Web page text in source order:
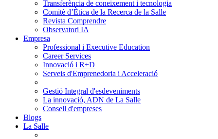
Transferència de coneixement i tecnologia
Comitè d’Ètica de la Recerca de la Salle
Revista Comprendre
Observatori IA
Empresa
Professional i Executive Education
Career Services
Innovació i R+D
Serveis d'Emprenedoria i Acceleració
Gestió Integral d'esdeveniments
La innovació, ADN de La Salle
Consell d'empreses
Blogs
La Salle